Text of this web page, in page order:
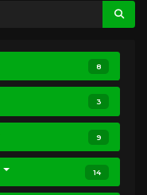
8
3
9
14